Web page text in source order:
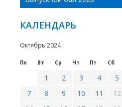
КАЛЕНДАРЬ
Октябрь 2024
Пн Вт Ср Чт Пт Сб
1 2 3 4 5
7
8 9 10 11 12